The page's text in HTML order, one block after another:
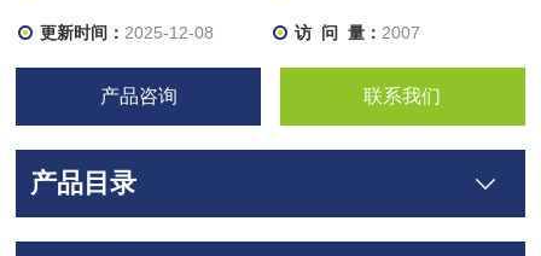
更新时间： 2025-12-08 访 问 量： 2007
产品咨询 联系我们
产品目录